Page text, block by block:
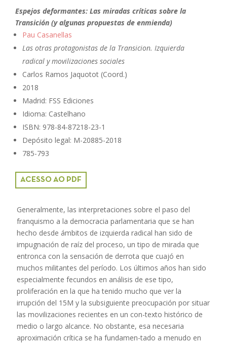
Espejos deformantes: Las miradas críticas sobre la
Transición (y algunas propuestas de enmienda)
Pau Casanellas
Las otras protagonistas de la Transicion. Izquierda
radical y movilizaciones sociales
Carlos Ramos Jaquotot (Coord.)
2018
Madrid: FSS Ediciones
Idioma: Castelhano
ISBN: 978-84-87218-23-1
Depósito legal: M-20885-2018
785-793
ACESSO AO PDF
Generalmente, las interpretaciones sobre el paso del
franquismo a la democracia parlamentaria que se han
hecho desde ámbitos de izquierda radical han sido de
impugnación de raíz del proceso, un tipo de mirada que
entronca con la sensación de derrota que cuajó en
muchos militantes del período. Los últimos años han sido
especialmente fecundos en análisis de ese tipo,
proliferación en la que ha tenido mucho que ver la
irrupción del 15M y la subsiguiente preocupación por situar
las movilizaciones recientes en un con-texto histórico de
medio o largo alcance. No obstante, esa necesaria
aproximación crítica se ha fundamen-tado a menudo en